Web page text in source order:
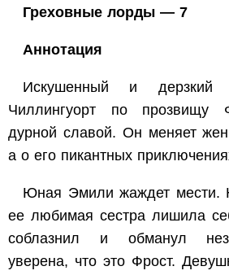
Греховные лорды — 7
Аннотация
Искушенный и дерзкий
Чиллингуорт по прозвищу
дурной славой. Он меняет
а о его пикантных
Юная Эмили жаждет мести.
ее любимая сестра лишила
соблазнил и обманул
уверена, что это Фрост.